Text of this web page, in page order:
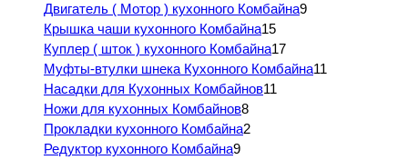
Двигатель ( Мотор ) кухонного Комбайна9
Крышка чаши кухонного Комбайна15
Куплер ( шток ) кухонного Комбайна17
Муфты-втулки шнека Кухонного Комбайна11
Насадки для Кухонных Комбайнов11
Ножи для кухонных Комбайнов8
Прокладки кухонного Комбайна2
Редуктор кухонного Комбайна9